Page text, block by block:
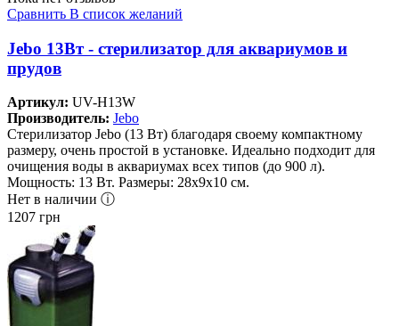
Сравнить В список желаний
Jebo 13Вт - стерилизатор для аквариумов и
прудов
Артикул: UV-H13W
Производитель: Jebo
Стерилизатор Jebo (13 Вт) благодаря своему компактному
размеру, очень простой в установке. Идеально подходит для
очищения воды в аквариумах всех типов (до 900 л).
Мощность: 13 Вт. Размеры: 28х9х10 см.
Нет в наличии ⓘ
1207 грн